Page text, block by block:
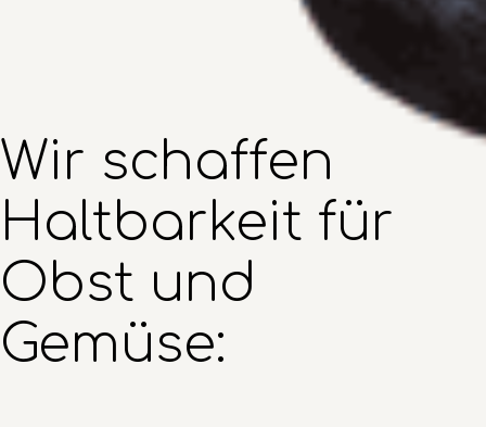
Wir schaffen
Haltbarkeit für
Obst und
Gemüse: